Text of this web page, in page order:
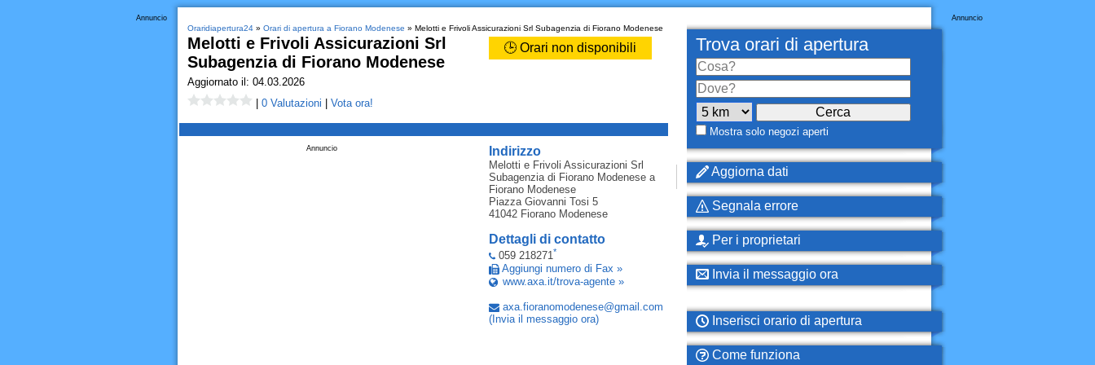
Annuncio
Oraridiapertura24» Orari di apertura a Fiorano Modenese » Melotti e Frivoli Assicurazioni Srl Subagenzia di Fiorano Modenese
Melotti e Frivoli Assicurazioni Srl
Subagenzia di Fiorano Modenese
🕒 Orari non disponibili
Aggiornato il: 04.03.2026
0 Valutazioni Vota ora!
Indirizzo
Melotti e Frivoli Assicurazioni Srl
Subagenzia di Fiorano Modenesea
Fiorano Modenese
Piazza Giovanni Tosi 5
41042 Fiorano Modenese
Dettagli di contatto
059 218271*
Aggiungi numero di Fax »
www.axa.it/trova-agente »
axa.fioranomodenese@gmail .com
(Invia il messaggio ora)
Annuncio
Annuncio
Trova orari di apertura
Mostra solo negozi aperti
Aggiorna dati
Segnala errore
Per i proprietari
Invia il messaggio ora
Inserisci orario di apertura
Come funziona